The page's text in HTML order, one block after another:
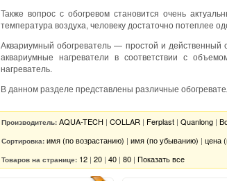
Также вопрос с обогревом становится очень
температура воздуха, человеку достаточно потеплее
Аквариумный обогреватель — простой и
аквариумные нагреватели в соответствии с
нагреватель.
В данном разделе представлены различные
Производитель: AQUA-TECH | COLLAR | Ferplast | Quanlong |
Сортировка: имя (по возрастанию) | имя (по убыванию) | цена
Товаров на странице: 12 | 20 | 40 | 80 | Показать все